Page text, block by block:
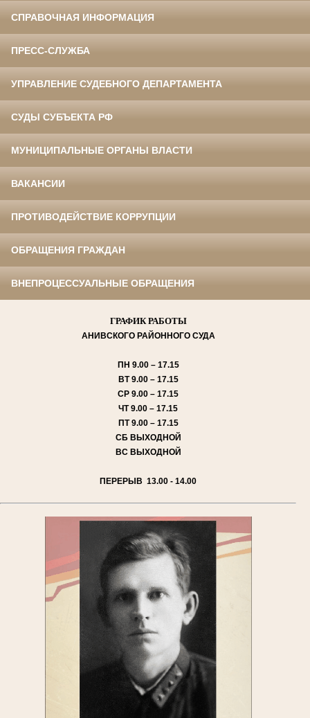
СПРАВОЧНАЯ ИНФОРМАЦИЯ
ПРЕСС-СЛУЖБА
УПРАВЛЕНИЕ СУДЕБНОГО ДЕПАРТАМЕНТА
СУДЫ СУБЪЕКТА РФ
МУНИЦИПАЛЬНЫЕ ОРГАНЫ ВЛАСТИ
ВАКАНСИИ
ПРОТИВОДЕЙСТВИЕ КОРРУПЦИИ
ОБРАЩЕНИЯ ГРАЖДАН
ВНЕПРОЦЕССУАЛЬНЫЕ ОБРАЩЕНИЯ
ГРАФИК РАБОТЫ
АНИВСКОГО РАЙОННОГО СУДА
ПН 9.00 – 17.15
ВТ9.00 – 17.15
СР 9.00 – 17.15
ЧТ9.00 – 17.15
ПТ9.00 – 17.15
СБ ВЫХОДНОЙ
ВС ВЫХОДНОЙ
ПЕРЕРЫВ 13.00 - 14.00